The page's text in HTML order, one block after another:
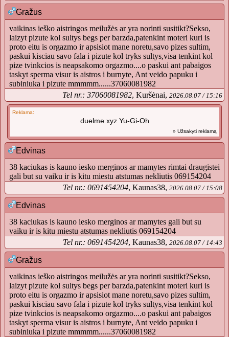
Gražus
vaikinas ieško aistringos meilužės ar yra norinti susitikt?Sekso,
laizyt pizute kol sultys begs per barzda,patenkint moteri kuri is
proto eitu is orgazmo ir apsisiot mane noretu,savo pizes sultim,
paskui kisciau savo fala i pizute kol tryks sultys,visa tenkint kol
pize tvinkcios is neapsakomo orgazmo....o paskui ant pabaigos
taskyt sperma visur is aistros i burnyte, Ant veido papuku i
subiniuka i pizute mmmmm......37060081982
Tel nr.: 37060081982, Kuršėnai, 2026.08.07 / 15:16
Reklama:
duelme.xyz Yu-Gi-Oh
» Užsakyti reklamą
Edvinas
38 kaciukas is kauno iesko merginos ar mamytes rimtai draugistei
gali but su vaiku ir is kitu miestu atstumas nekliutis 069154204
Tel nr.: 0691454204, Kaunas38, 2026.08.07 / 15:08
Edvinas
38 kaciukas is kauno iesko merginos ar mamytes gali but su
vaiku ir is kitu miestu atstumas nekliutis 069154204
Tel nr.: 0691454204, Kaunas38, 2026.08.07 / 14:43
Gražus
vaikinas ieško aistringos meilužės ar yra norinti susitikt?Sekso,
laizyt pizute kol sultys begs per barzda,patenkint moteri kuri is
proto eitu is orgazmo ir apsisiot mane noretu,savo pizes sultim,
paskui kisciau savo fala i pizute kol tryks sultys,visa tenkint kol
pize tvinkcios is neapsakomo orgazmo....o paskui ant pabaigos
taskyt sperma visur is aistros i burnyte, Ant veido papuku i
subiniuka i pizute mmmmm......37060081982